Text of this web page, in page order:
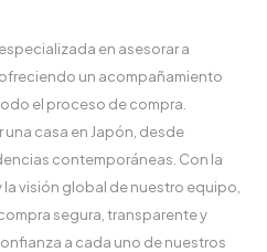
en asesorar a
un acompañamiento
el proceso de compra.
casa en Japón, desde
contemporáneas. Con la
visión global de nuestro equipo,
segura, transparente y
a cada uno de nuestros